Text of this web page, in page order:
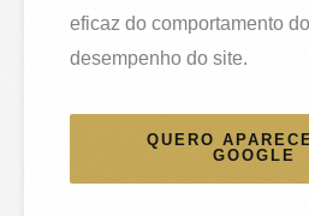
eficaz do comportamento
desempenho do site.
QUERO
GOOGLE